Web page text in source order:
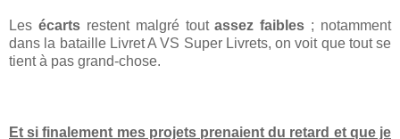
Les écartsrestent malgré toutassez faibles ; notamment
dans la bataille Livret A VS Super Livrets, on voit que tout se
tient à pas grand-chose.
Et si finalement mes projets prenaient du retard et que je